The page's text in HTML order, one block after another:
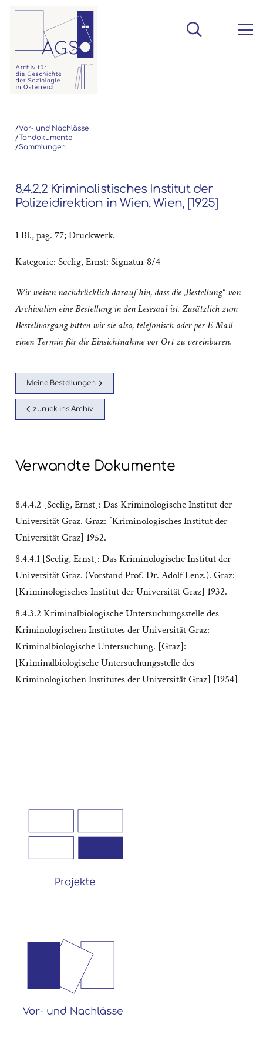
/Vor- und Nachlässe
/Tondokumente
/Sammlungen
8.4.2.2 Kriminalistisches Institut der
Polizeidirektion in Wien. Wien, [1925]
1 Bl., pag. 77; Druckwerk.
Kategorie: Seelig, Ernst: Signatur 8/4
Wir weisen nachdrücklich darauf hin, dass die „Bestellung“ von
Archivalien eine Bestellung in den Lesesaal ist. Zusätzlich zum
Bestellvorgang bitten wir sie also, telefonisch oder per E-Mail
einen Termin für die Einsichtnahme vor Ort zu vereinbaren.
Meine Bestellungen
zurück ins Archiv
Verwandte Dokumente
8.4.4.2 [Seelig, Ernst]: Das Kriminologische Institut der
Universität Graz. Graz: [Kriminologisches Institut der
Universität Graz] 1952.
8.4.4.1 [Seelig, Ernst]: Das Kriminologische Institut der
Universität Graz. (Vorstand Prof. Dr. Adolf Lenz.). Graz:
[Kriminologisches Institut der Universität Graz] 1932.
8.4.3.2 Kriminalbiologische Untersuchungsstelle des
Kriminologischen Institutes der Universität Graz:
Kriminalbiologische Untersuchung. [Graz]:
[Kriminalbiologische Untersuchungsstelle des
Kriminologischen Institutes der Universität Graz] [1954]